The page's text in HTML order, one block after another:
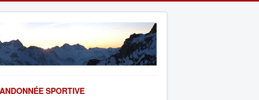
SPORTIVE